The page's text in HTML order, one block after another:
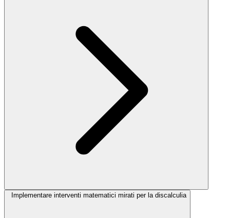
Implementare interventi matematici mirati per la discalculia